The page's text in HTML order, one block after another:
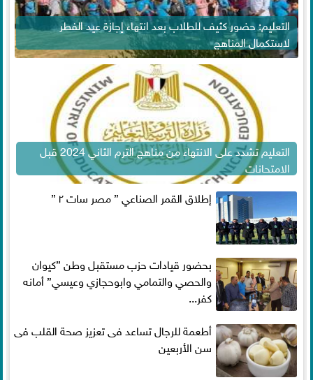
التعليم: حضور كثيف للطلاب بعد انتهاء إجازة عيد الفطر
لاستكمال المناهج
التعليم تشدد على الانتهاء من مناهج الترم الثاني 2024 قبل
الامتحانات
إطلاق القمر الصناعي ” مصر سات ٢ ”
بحضور قيادات حزب مستقبل وطن ”كيوان
والحصي والتمامي وابوحجازي وعيسي” أمانه
كفر...
أطعمة للرجال تساعد فى تعزيز صحة القلب فى
سن الأربعين